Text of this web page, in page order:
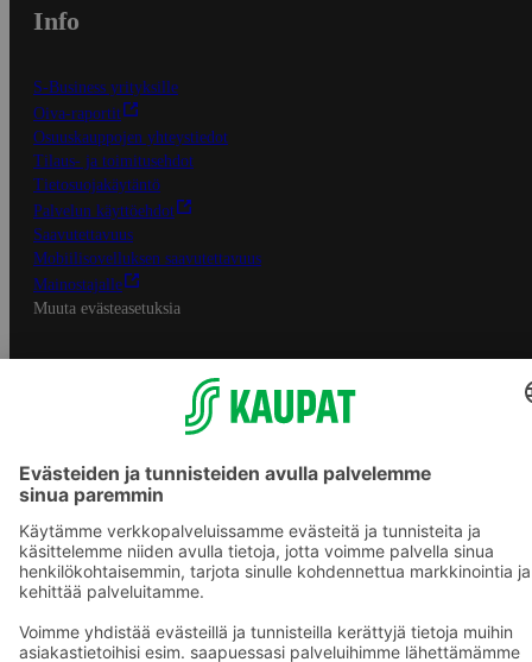
Info
S-Business yrityksille
Oiva-raportit
Osuuskauppojen yhteystiedot
Tilaus- ja toimitusehdot
Tietosuojakäytäntö
Palvelun käyttöehdot
Saavutettavuus
Mobiilisovelluksen saavutettavuus
Mainostajalle
Muuta evästeasetuksia
S-ryhmän palvelut
S-ryhmä
Asiakasomistajuus
Yhteishyvä Ruoka -sovellus
S-ostoslista -sovellus
Prisma.fi
Sokos.fi
S-Pankki
Yhteishyvä